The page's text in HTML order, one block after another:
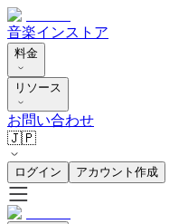
音楽インストア
料金
リソース
お問い合わせ
🇯🇵
ログイン アカウント作成